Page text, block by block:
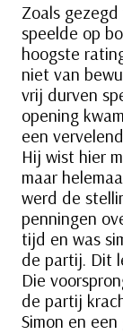
Zoals
speelde op
hoogste
niet van
vrij durven
opening
een
Hij wist hier
maar
werd de
penningen
tijd en was
de partij. Dit
Die
de partij
Simon en